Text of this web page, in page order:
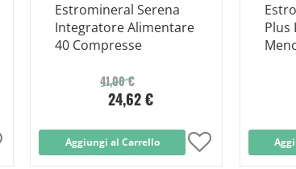
Aggiungi
Estromineral Serena
Integratore Alimentare
40 Compresse
41,00 €
24,62 €
Aggiungi al Carrello
Aggiungi
Plus